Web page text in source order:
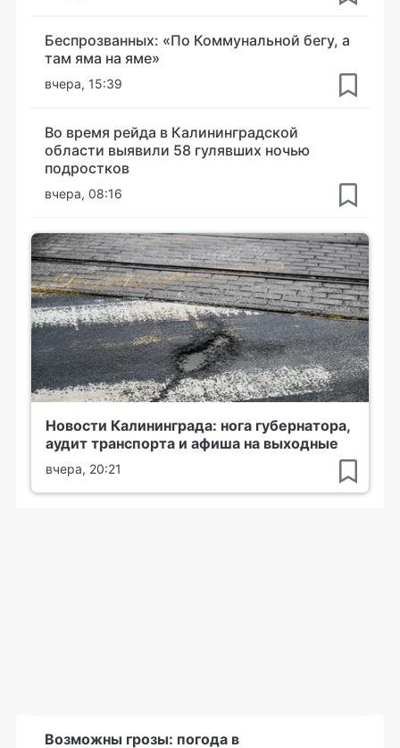
Беспрозванных: «По Коммунальной бегу, а
там яма на яме»
вчера, 15:39
Во время рейда в Калининградской
области выявили 58 гулявших ночью
подростков
вчера, 08:16
Новости Калининграда: нога губернатора,
аудит транспорта и афиша на выходные
вчера, 20:21
Возможны грозы: погода в